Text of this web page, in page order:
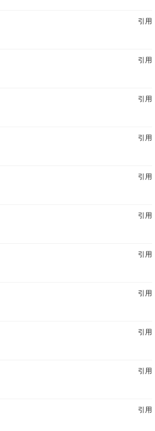
引用
引用
引用
引用
引用
引用
引用
引用
引用
引用
引用